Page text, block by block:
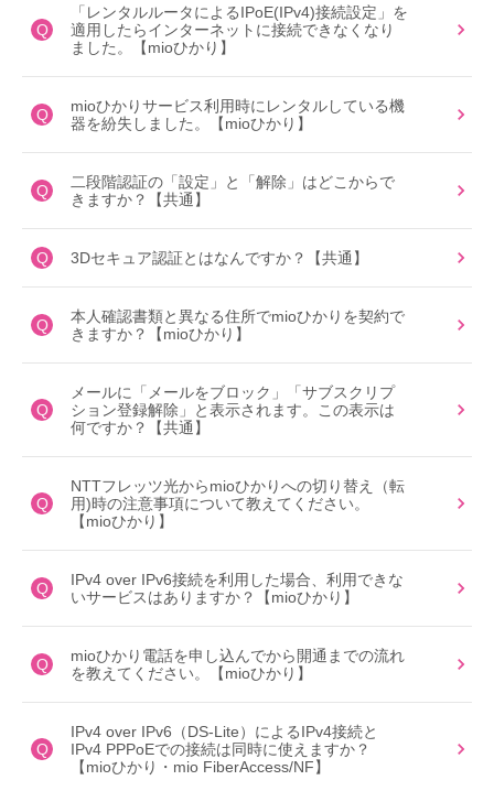
Q
「レンタルルータによるIPoE(IPv4)接続設定」を
適用したらインターネットに接続できなくなり
ました。【mioひかり】
Q
mioひかりサービス利用時にレンタルしている機
器を紛失しました。【mioひかり】
Q
二段階認証の「設定」と「解除」はどこからで
きますか？【共通】
Q 3Dセキュア認証とはなんですか？【共通】
Q
本人確認書類と異なる住所でmioひかりを契約で
きますか？【mioひかり】
Q
メールに「メールをブロック」「サブスクリプ
ション登録解除」と表示されます。この表示は
何ですか？【共通】
Q
NTTフレッツ光からmioひかりへの切り替え（転
用)時の注意事項について教えてください。
【mioひかり】
Q
IPv4 over IPv6接続を利用した場合、利用できな
いサービスはありますか？【mioひかり】
Q
mioひかり電話を申し込んでから開通までの流れ
を教えてください。【mioひかり】
Q
IPv4 over IPv6（DS-Lite）によるIPv4接続と
IPv4 PPPoEでの接続は同時に使えますか？
【mioひかり・mio FiberAccess/NF】